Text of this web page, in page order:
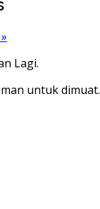
Lagi.
untuk dimuat.